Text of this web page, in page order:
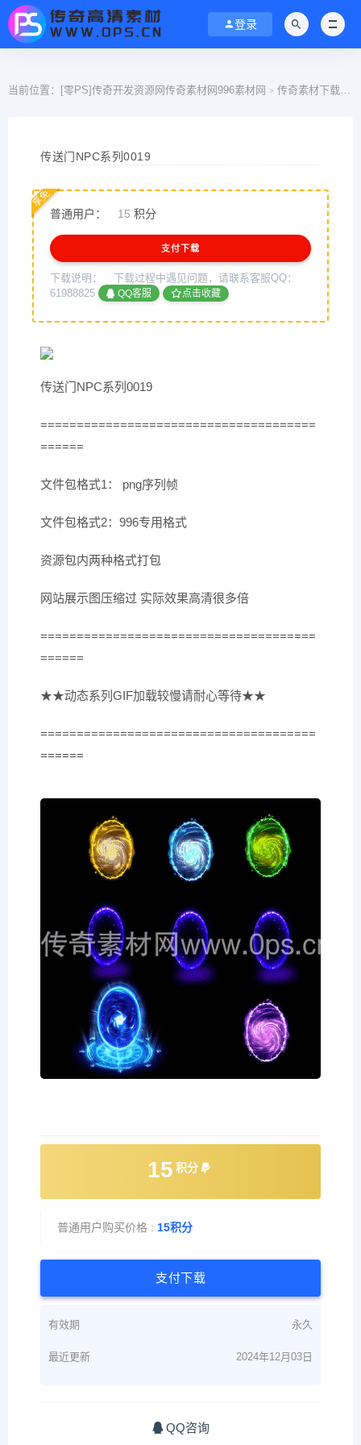
登录
当前位置： [零PS]传奇开发资源网传奇素材网996素材网 > 传奇素材下载
传送门NPC系列0019
普通用户： 15 积分
享免
支付下载
下载说明：
下载过程中遇见问题，请联系客服QQ：
61988825
QQ客服 点击收藏
传送门NPC系列0019
======================================
======
文件包格式1： png序列帧
文件包格式2：996专用格式
资源包内两种格式打包
网站展示图压缩过 实际效果高清很多倍
======================================
======
★★动态系列GIF加载较慢请耐心等待★★
======================================
======
15 积分
普通用户购买价格 : 15积分
支付下载
有效期 永久
最近更新 2024年12月03日
QQ咨询